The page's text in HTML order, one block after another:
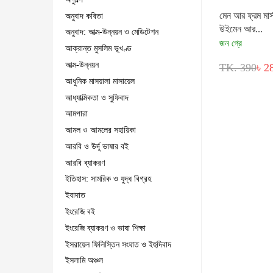
অনুবাদ কবিতা
অনুবাদ: আত্ম-উন্নয়ন ও মেডিটেশন
আক্রান্ত মুসলিম ভূখণ্ড
আত্ম-উন্নয়ন
আধুনিক মাসয়ালা মাসায়েল
আধ্যাত্মিকতা ও সুফিবাদ
আমপারা
আমল ও আমলের সহায়িকা
আরবি ও উর্দূ ভাষার বই
আরবি ব্যাকরণ
ইতিহাস: সামরিক ও যুদ্ধ বিগ্রহ
ইবাদাত
ইংরেজি বই
ইংরেজি ব্যাকরণ ও ভাষা শিক্ষা
ইসরায়েল ফিলিস্তিন সংঘাত ও ইহুদিবাদ
ইসলামি অঞ্চল
মেন আর ফ্রম
উইমেন আর...
জন গ্রে
TK. 390৳